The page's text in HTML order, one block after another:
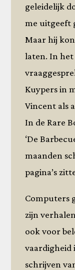
geleidelijk
me uitgeeft
Maar hij
laten. In
Kuypers in
Vincent als
In de Rare
‘De
maanden
pagina’s
Computers
zijn
ook voor
schrijven